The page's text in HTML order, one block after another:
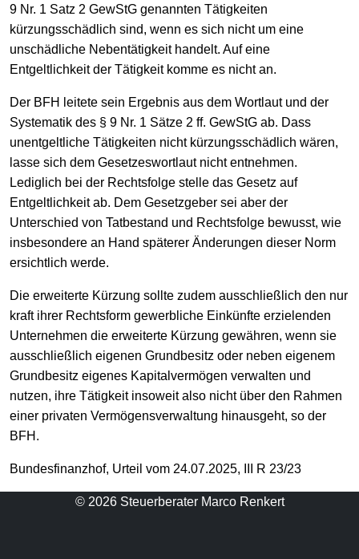
9 Nr. 1 Satz 2 GewStG genannten Tätigkeiten
kürzungsschädlich sind, wenn es sich nicht um eine
unschädliche Nebentätigkeit handelt. Auf eine
Entgeltlichkeit der Tätigkeit komme es nicht an.
Der BFH leitete sein Ergebnis aus dem Wortlaut und der
Systematik des § 9 Nr. 1 Sätze 2 ff. GewStG ab. Dass
unentgeltliche Tätigkeiten nicht kürzungsschädlich wären,
lasse sich dem Gesetzeswortlaut nicht entnehmen.
Lediglich bei der Rechtsfolge stelle das Gesetz auf
Entgeltlichkeit ab. Dem Gesetzgeber sei aber der
Unterschied von Tatbestand und Rechtsfolge bewusst, wie
insbesondere an Hand späterer Änderungen dieser Norm
ersichtlich werde.
Die erweiterte Kürzung sollte zudem ausschließlich den nur
kraft ihrer Rechtsform gewerbliche Einkünfte erzielenden
Unternehmen die erweiterte Kürzung gewähren, wenn sie
ausschließlich eigenen Grundbesitz oder neben eigenem
Grundbesitz eigenes Kapitalvermögen verwalten und
nutzen, ihre Tätigkeit insoweit also nicht über den Rahmen
einer privaten Vermögensverwaltung hinausgeht, so der
BFH.
Bundesfinanzhof, Urteil vom 24.07.2025, III R 23/23
© 2026 Steuerberater Marco Renkert